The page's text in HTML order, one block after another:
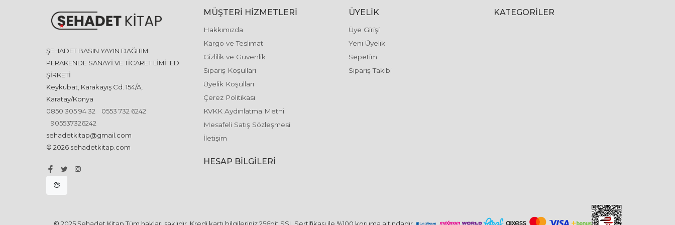
ŞEHADET BASIN YAYIN DAĞITIM
PERAKENDE SANAYİ VE TİCARET LİMİTED
ŞİRKETİ
Keykubat, Karakayış Cd. 154/A,
Karatay/Konya
0850 305 94 32
0553 732 6242
905537326242
sehadetkitap@gmail.com
© 2026 sehadetkitap.com
MÜŞTERI HIZMETLERI
Hakkımızda
Kargo ve Teslimat
Gizlilik ve Güvenlik
Sipariş Koşulları
Üyelik Koşulları
Çerez Politikası
KVKK Aydınlatma Metni
Mesafeli Satış Sözleşmesi
İletişim
ÜYELIK
Üye Girişi
Yeni Üyelik
Sepetim
Sipariş Takibi
KATEGORILER
HESAP BILGILERI